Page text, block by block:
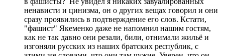
ненависти и цинизма, он о других вещах говорил и они
сразу проявились в подтверждение его слов. Кстати,
"фашист" Якеменко даже не напомнил нашим гостям,
как не так давно они резали, били, отнимали жильё и
изгоняли русских из наших братских республик, с